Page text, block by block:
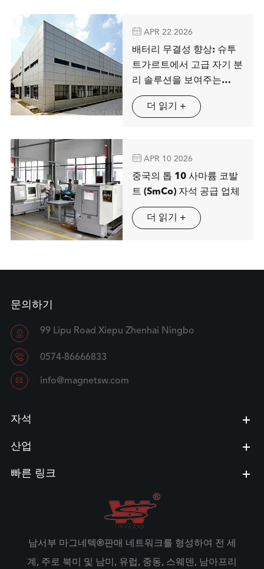
 APR 22 2026
배터리 무결성 향상: 슈투
트가르트에서 고급 자기 분
리 솔루션을 보여주는
MAG SPRING
더 읽기 +
 APR 10 2026
중국의 톱 10 사마륨 코발
트 (SmCo) 자석 공급 업체
더 읽기 +
문의하기
 99 Lipu Road Xiepu Zhenhai Ningbo
 0574-86666833
 info@magnetsw.com
자석
산업
빠른 링크
남서부 마그네텍®판매 네트워크를 형성하여 전 세
계, 주로 북미 및 남미, 유럽, 중동, 스웨덴, 남아프리